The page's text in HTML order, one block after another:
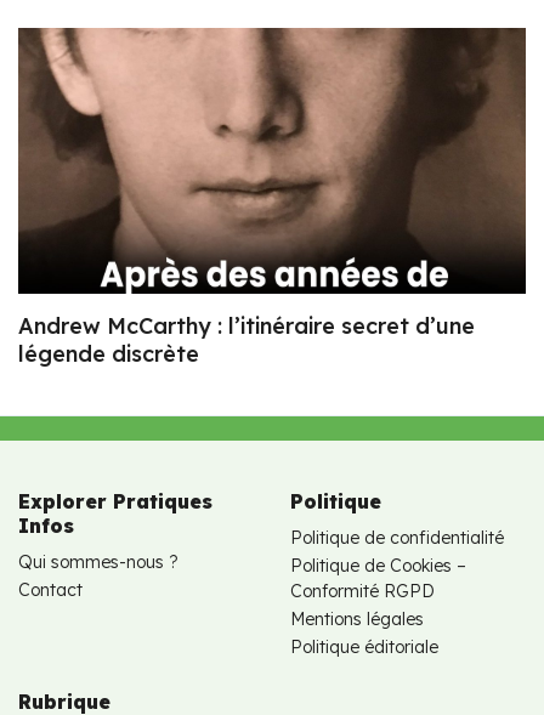
Andrew McCarthy : l’itinéraire secret d’une
légende discrète
Explorer Pratiques
Infos
Qui sommes-nous ?
Contact
Politique
Politique de confidentialité
Politique de Cookies –
Conformité RGPD
Mentions légales
Politique éditoriale
Rubrique